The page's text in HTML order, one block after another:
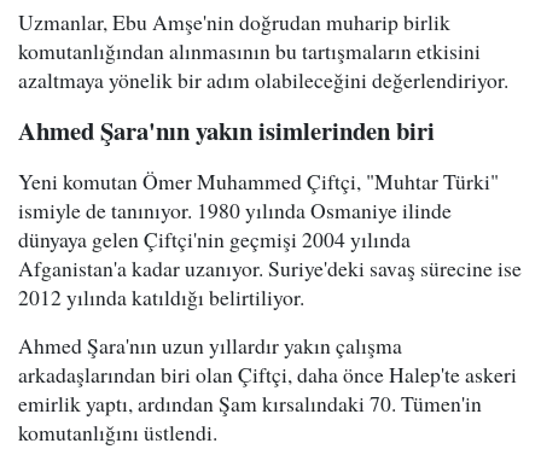
Uzmanlar, Ebu Amşe'nin doğrudan muharip birlik
komutanlığından alınmasının bu tartışmaların etkisini
azaltmaya yönelik bir adım olabileceğini değerlendiriyor.
Ahmed Şara'nın yakın isimlerinden biri
Yeni komutan Ömer Muhammed Çiftçi, "Muhtar Türki"
ismiyle de tanınıyor. 1980 yılında Osmaniye ilinde
dünyaya gelen Çiftçi'nin geçmişi 2004 yılında
Afganistan'a kadar uzanıyor. Suriye'deki savaş sürecine ise
2012 yılında katıldığı belirtiliyor.
Ahmed Şara'nın uzun yıllardır yakın çalışma
arkadaşlarından biri olan Çiftçi, daha önce Halep'te askeri
emirlik yaptı, ardından Şam kırsalındaki 70. Tümen'in
komutanlığını üstlendi.